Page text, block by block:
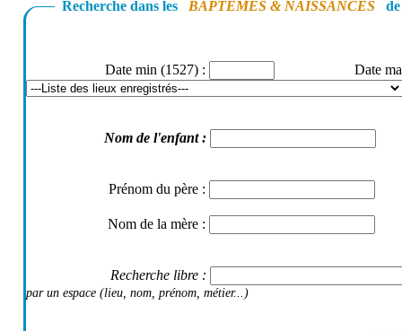
Recherche dans les BAPTÊMES & NAISSANCES
Date min (1527) : Date
Nom de l'enfant:
Prénom du père :
Nom de la mère :
Recherche libre :
par un espace (lieu, nom, prénom, métier...)